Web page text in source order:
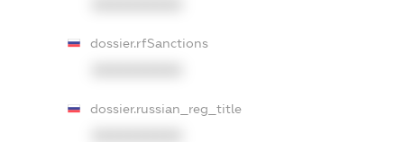
dossier.rfSanctions
dossier.russian_reg_title